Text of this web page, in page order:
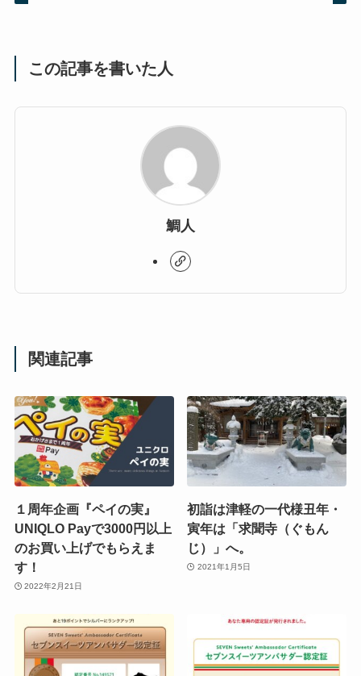
この記事を書いた人
鯛人
関連記事
１周年企画『ペイの実』
UNIQLO Payで3000円以上
のお買い上げでもらえま
す！
2022年2月21日
初詣は津軽の一代様丑年・
寅年は「求聞寺（ぐもん
じ）」へ。
2021年1月5日